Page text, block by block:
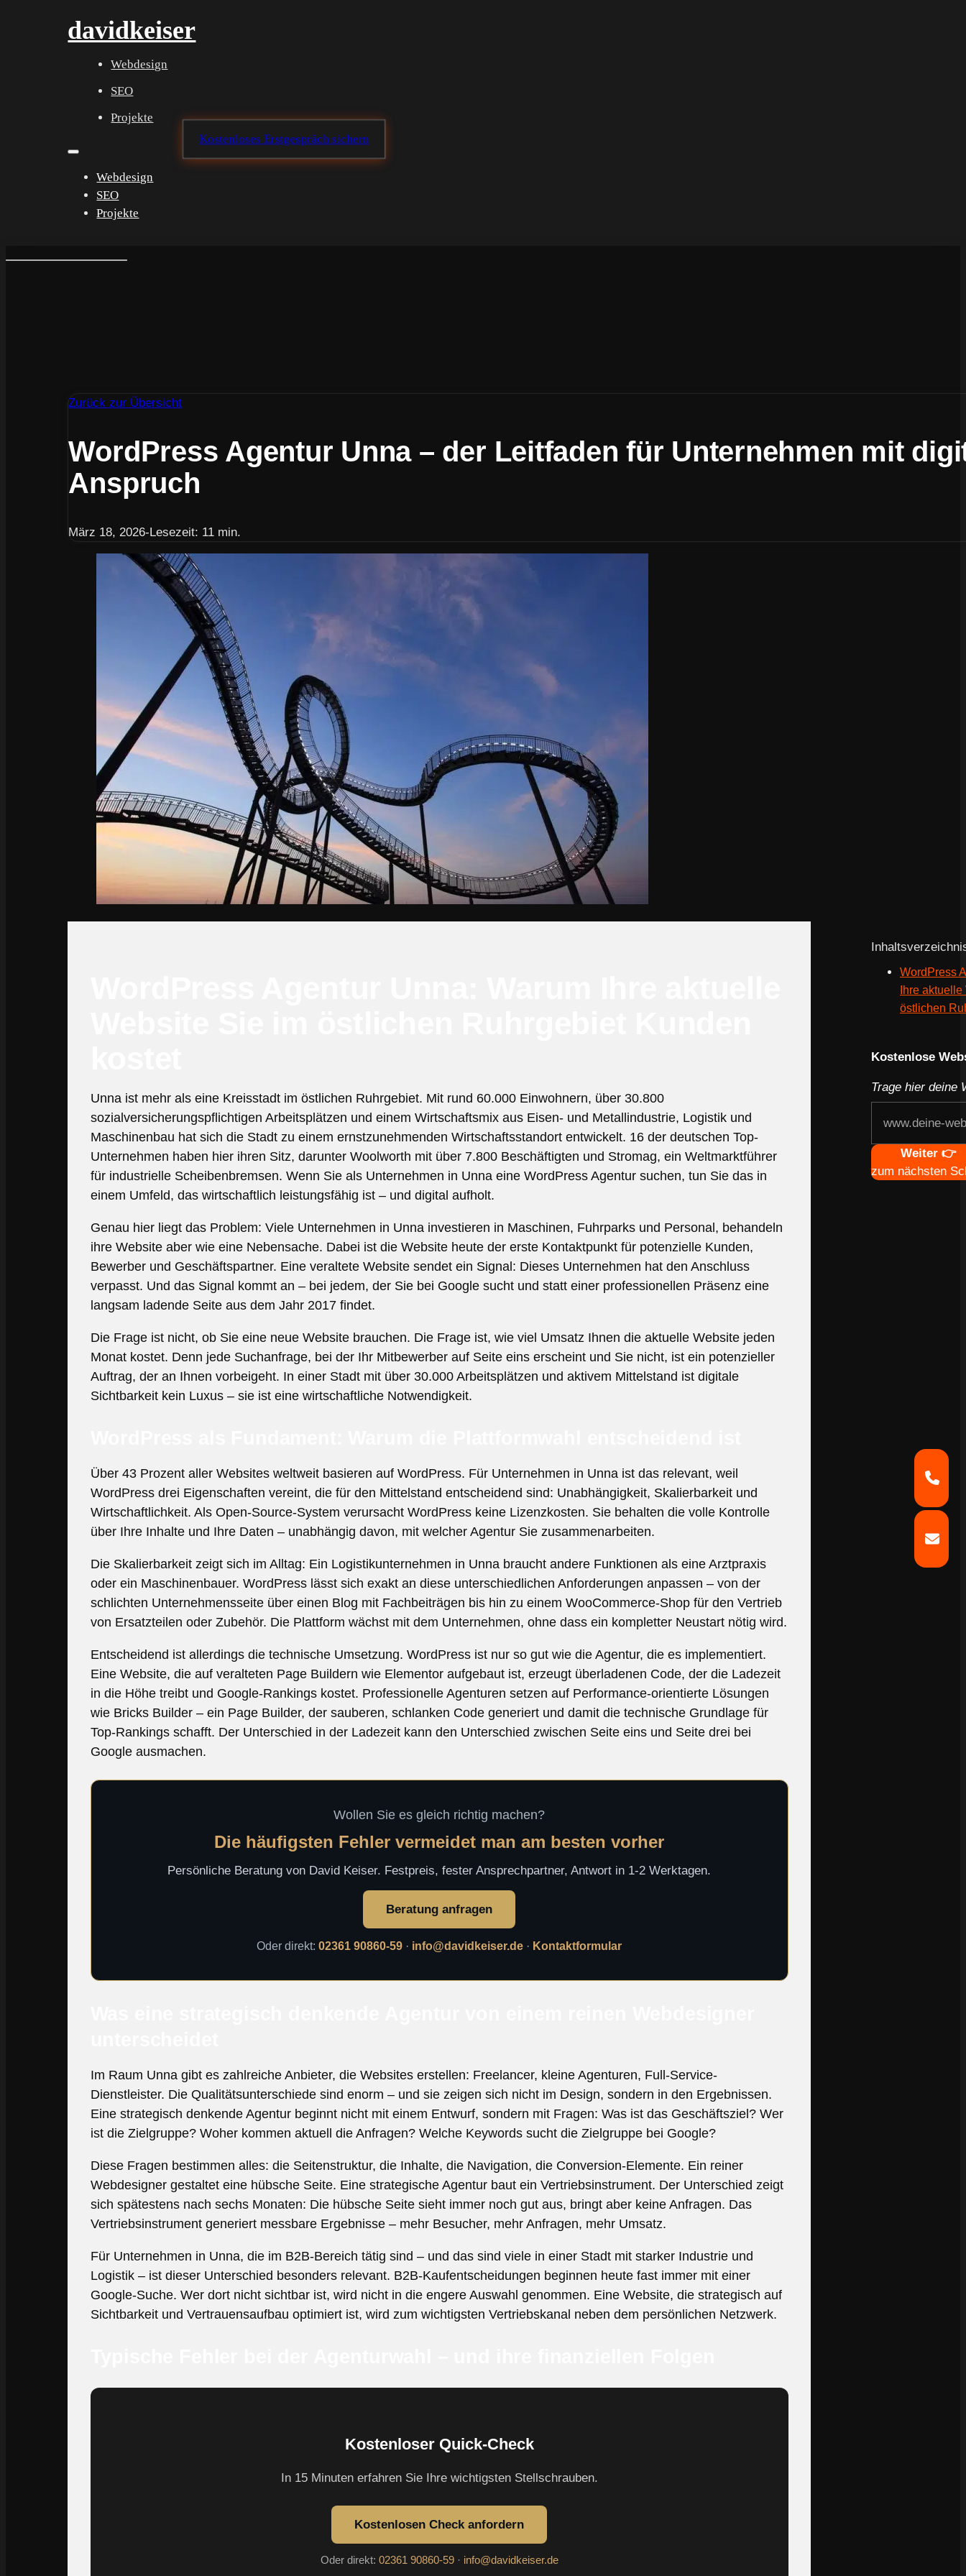
davidkeiser
Webdesign
SEO
Projekte
Webdesign
SEO
Projekte
Kostenloses Erstgespräch sichern
Zurück zur Übersicht
WordPress Agentur Unna – der Leitfaden für Unternehmen mit
Anspruch
März 18, 2026-Lesezeit: 11 min.
Unna ist mehr als eine Kreisstadt im östlichen Ruhrgebiet. Mit rund 60.000 Einwohnern, über 30.800
sozialversicherungspflichtigen Arbeitsplätzen und einem Wirtschaftsmix aus Eisen- und Metallindustrie, Logistik und
Maschinenbau hat sich die Stadt zu einem ernstzunehmenden Wirtschaftsstandort entwickelt. 16 der deutschen Top-
Unternehmen haben hier ihren Sitz, darunter Woolworth mit über 7.800 Beschäftigten und Stromag, ein Weltmarktführer
für industrielle Scheibenbremsen. Wenn Sie als Unternehmen in Unna eine WordPress Agentur suchen, tun Sie das in
einem Umfeld, das wirtschaftlich leistungsfähig ist – und digital aufholt.
Genau hier liegt das Problem: Viele Unternehmen in Unna investieren in Maschinen, Fuhrparks und Personal, behandeln
ihre Website aber wie eine Nebensache. Dabei ist die Website heute der erste Kontaktpunkt für potenzielle Kunden,
Bewerber und Geschäftspartner. Eine veraltete Website sendet ein Signal: Dieses Unternehmen hat den Anschluss
verpasst. Und das Signal kommt an – bei jedem, der Sie bei Google sucht und statt einer professionellen Präsenz eine
langsam ladende Seite aus dem Jahr 2017 findet.
Die Frage ist nicht, ob Sie eine neue Website brauchen. Die Frage ist, wie viel Umsatz Ihnen die aktuelle Website jeden
Monat kostet. Denn jede Suchanfrage, bei der Ihr Mitbewerber auf Seite eins erscheint und Sie nicht, ist ein potenzieller
Auftrag, der an Ihnen vorbeigeht. In einer Stadt mit über 30.000 Arbeitsplätzen und aktivem Mittelstand ist digitale
Sichtbarkeit kein Luxus – sie ist eine wirtschaftliche Notwendigkeit.
Über 43 Prozent aller Websites weltweit basieren auf WordPress. Für Unternehmen in Unna ist das relevant, weil
WordPress drei Eigenschaften vereint, die für den Mittelstand entscheidend sind: Unabhängigkeit, Skalierbarkeit und
Wirtschaftlichkeit. Als Open-Source-System verursacht WordPress keine Lizenzkosten. Sie behalten die volle Kontrolle
über Ihre Inhalte und Ihre Daten – unabhängig davon, mit welcher Agentur Sie zusammenarbeiten.
Die Skalierbarkeit zeigt sich im Alltag: Ein Logistikunternehmen in Unna braucht andere Funktionen als eine Arztpraxis
oder ein Maschinenbauer. WordPress lässt sich exakt an diese unterschiedlichen Anforderungen anpassen – von der
schlichten Unternehmensseite über einen Blog mit Fachbeiträgen bis hin zu einem WooCommerce-Shop für den Vertrieb
von Ersatzteilen oder Zubehör. Die Plattform wächst mit dem Unternehmen, ohne dass ein kompletter Neustart nötig wird.
Entscheidend ist allerdings die technische Umsetzung. WordPress ist nur so gut wie die Agentur, die es implementiert.
Eine Website, die auf veralteten Page Buildern wie Elementor aufgebaut ist, erzeugt überladenen Code, der die Ladezeit
in die Höhe treibt und Google-Rankings kostet. Professionelle Agenturen setzen auf Performance-orientierte Lösungen
wie Bricks Builder – ein Page Builder, der sauberen, schlanken Code generiert und damit die technische Grundlage für
Top-Rankings schafft. Der Unterschied in der Ladezeit kann den Unterschied zwischen Seite eins und Seite drei bei
Google ausmachen.
Wollen Sie es gleich richtig machen?
Die häufigsten Fehler vermeidet man am besten vorher
Persönliche Beratung von David Keiser. Festpreis, fester Ansprechpartner, Antwort in 1-2 Werktagen.
Beratung anfragen
Oder direkt:02361 90860-59 · info@davidkeiser.de · Kontaktformular
Im Raum Unna gibt es zahlreiche Anbieter, die Websites erstellen: Freelancer, kleine Agenturen, Full-Service-
Dienstleister. Die Qualitätsunterschiede sind enorm – und sie zeigen sich nicht im Design, sondern in den Ergebnissen.
Eine strategisch denkende Agentur beginnt nicht mit einem Entwurf, sondern mit Fragen: Was ist das Geschäftsziel? Wer
ist die Zielgruppe? Woher kommen aktuell die Anfragen? Welche Keywords sucht die Zielgruppe bei Google?
Diese Fragen bestimmen alles: die Seitenstruktur, die Inhalte, die Navigation, die Conversion-Elemente. Ein reiner
Webdesigner gestaltet eine hübsche Seite. Eine strategische Agentur baut ein Vertriebsinstrument. Der Unterschied zeigt
sich spätestens nach sechs Monaten: Die hübsche Seite sieht immer noch gut aus, bringt aber keine Anfragen. Das
Vertriebsinstrument generiert messbare Ergebnisse – mehr Besucher, mehr Anfragen, mehr Umsatz.
Für Unternehmen in Unna, die im B2B-Bereich tätig sind – und das sind viele in einer Stadt mit starker Industrie und
Logistik – ist dieser Unterschied besonders relevant. B2B-Kaufentscheidungen beginnen heute fast immer mit einer
Google-Suche. Wer dort nicht sichtbar ist, wird nicht in die engere Auswahl genommen. Eine Website, die strategisch auf
Sichtbarkeit und Vertrauensaufbau optimiert ist, wird zum wichtigsten Vertriebskanal neben dem persönlichen Netzwerk.
Kostenloser Quick-Check
In 15 Minuten erfahren Sie Ihre wichtigsten Stellschrauben.
Kostenlosen Check anfordern
Oder direkt: 02361 90860-59· info@davidkeiser.de
WordPress
Ihre
östlichen
Kostenlose
Trage hier deine
NavigationWeiter 👉
zum nächsten